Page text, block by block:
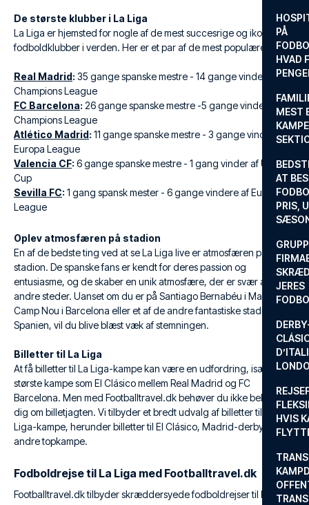
PÅ
HVAD
MEST
AT
PRIS,
JERES
HVIS
De største klubber i La Liga
La Liga er hjemsted for nogle af de mest succesrige og ikoniske
fodboldklubber i verden. Her er et par af de mest populære:
Real Madrid: 35 gange spanske mestre - 14 gange vindere af
Champions League
FC Barcelona: 26 gange spanske mestre -5 gange vindere af
Champions League
Atlético Madrid: 11 gange spanske mestre - 3 gange vindere af
Europa League
Valencia CF: 6 gange spanske mestre - 1 gang vinder af UEFA
Cup
Sevilla FC: 1 gang spansk mester - 6 gange vindere af Europa
League
Oplev atmosfæren på stadion
En af de bedste ting ved at se La Liga live er atmosfæren på
stadion. De spanske fans er kendt for deres passion og
entusiasme, og de skaber en unik atmosfære, der er svær at finde
andre steder. Uanset om du er på Santiago Bernabéu i Madrid,
Camp Nou i Barcelona eller et af de andre fantastiske stadioner i
Spanien, vil du blive blæst væk af stemningen.
Billetter til La Liga
At få billetter til La Liga-kampe kan være en udfordring, især til de
største kampe som El Clásico mellem Real Madrid og FC
Barcelona. Men med Footballtravel.dk behøver du ikke bekymre
dig om billetjagten. Vi tilbyder et bredt udvalg af billetter til La
Liga-kampe, herunder billetter til El Clásico, Madrid-derbyet og
andre topkampe.
Fodboldrejse til La Liga med Footballtravel.dk
Footballtravel.dk tilbyder skræddersyede fodboldrejser til La Liga,